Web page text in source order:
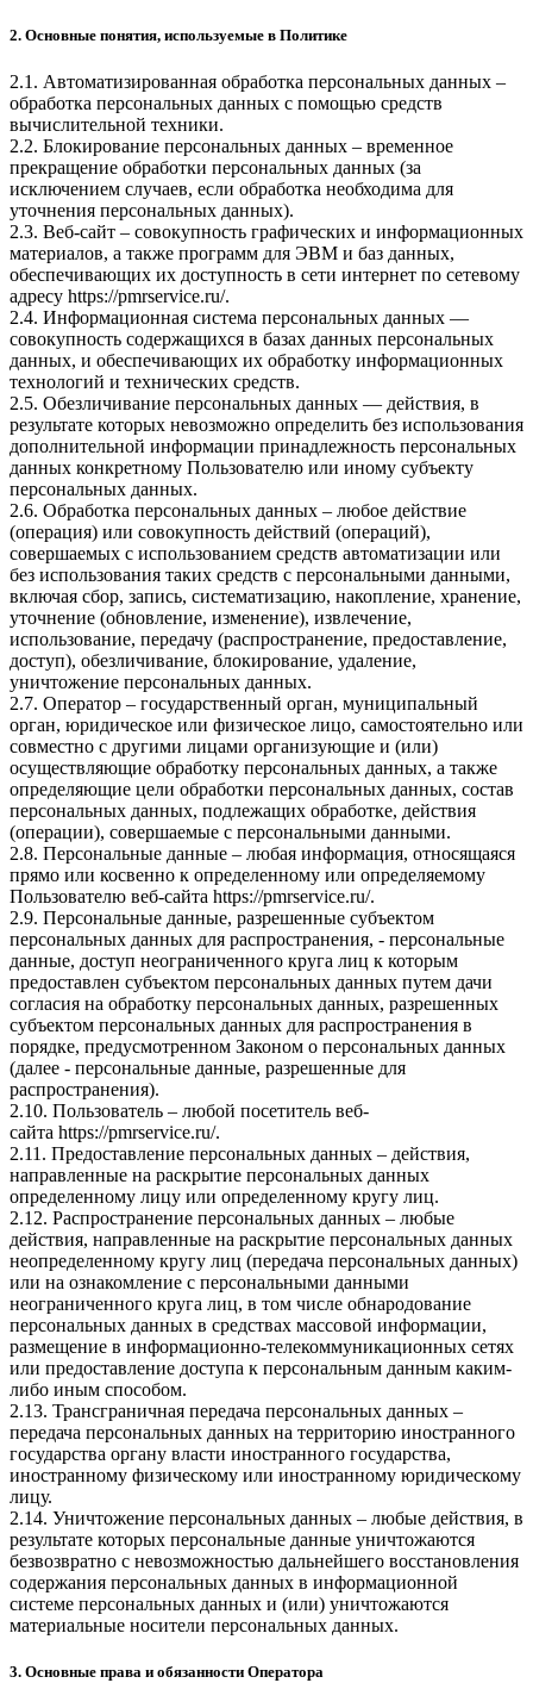
2. Основные понятия, используемые в Политике
2.1. Автоматизированная обработка персональных данных –
обработка персональных данных с помощью средств
вычислительной техники.
2.2. Блокирование персональных данных – временное
прекращение обработки персональных данных (за
исключением случаев, если обработка необходима для
уточнения персональных данных).
2.3. Веб-сайт – совокупность графических и информационных
материалов, а также программ для ЭВМ и баз данных,
обеспечивающих их доступность в сети интернет по сетевому
адресу https://pmrservice.ru/.
2.4. Информационная система персональных данных —
совокупность содержащихся в базах данных персональных
данных, и обеспечивающих их обработку информационных
технологий и технических средств.
2.5. Обезличивание персональных данных — действия, в
результате которых невозможно определить без использования
дополнительной информации принадлежность персональных
данных конкретному Пользователю или иному субъекту
персональных данных.
2.6. Обработка персональных данных – любое действие
(операция) или совокупность действий (операций),
совершаемых с использованием средств автоматизации или
без использования таких средств с персональными данными,
включая сбор, запись, систематизацию, накопление, хранение,
уточнение (обновление, изменение), извлечение,
использование, передачу (распространение, предоставление,
доступ), обезличивание, блокирование, удаление,
уничтожение персональных данных.
2.7. Оператор – государственный орган, муниципальный
орган, юридическое или физическое лицо, самостоятельно или
совместно с другими лицами организующие и (или)
осуществляющие обработку персональных данных, а также
определяющие цели обработки персональных данных, состав
персональных данных, подлежащих обработке, действия
(операции), совершаемые с персональными данными.
2.8. Персональные данные – любая информация, относящаяся
прямо или косвенно к определенному или определяемому
Пользователю веб-сайта https://pmrservice.ru/.
2.9. Персональные данные, разрешенные субъектом
персональных данных для распространения, - персональные
данные, доступ неограниченного круга лиц к которым
предоставлен субъектом персональных данных путем дачи
согласия на обработку персональных данных, разрешенных
субъектом персональных данных для распространения в
порядке, предусмотренном Законом о персональных данных
(далее - персональные данные, разрешенные для
распространения).
2.10. Пользователь – любой посетитель веб-
сайта https://pmrservice.ru/.
2.11. Предоставление персональных данных – действия,
направленные на раскрытие персональных данных
определенному лицу или определенному кругу лиц.
2.12. Распространение персональных данных – любые
действия, направленные на раскрытие персональных данных
неопределенному кругу лиц (передача персональных данных)
или на ознакомление с персональными данными
неограниченного круга лиц, в том числе обнародование
персональных данных в средствах массовой информации,
размещение в информационно-телекоммуникационных сетях
или предоставление доступа к персональным данным каким-
либо иным способом.
2.13. Трансграничная передача персональных данных –
передача персональных данных на территорию иностранного
государства органу власти иностранного государства,
иностранному физическому или иностранному юридическому
лицу.
2.14. Уничтожение персональных данных – любые действия, в
результате которых персональные данные уничтожаются
безвозвратно с невозможностью дальнейшего восстановления
содержания персональных данных в информационной
системе персональных данных и (или) уничтожаются
материальные носители персональных данных.
3. Основные права и обязанности Оператора